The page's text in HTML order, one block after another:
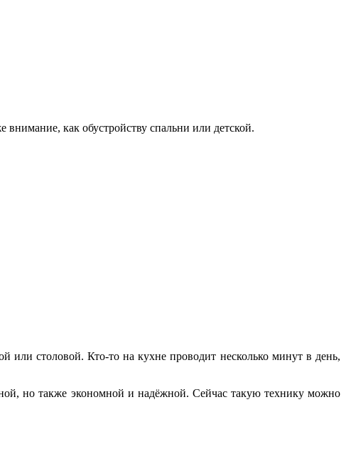
как обустройству спальни или детской.
столовой. Кто-то на кухне проводит несколько минут в день,
но также экономной и надёжной. Сейчас такую технику можно